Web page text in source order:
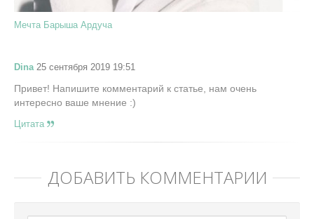
Мечта Барыша Ардуча
Dina25 сентября 2019 19:51
Привет! Напишите комментарий к статье, нам очень
интересно ваше мнение :)
Цитата
ДОБАВИТЬ КОММЕНТАРИЙ